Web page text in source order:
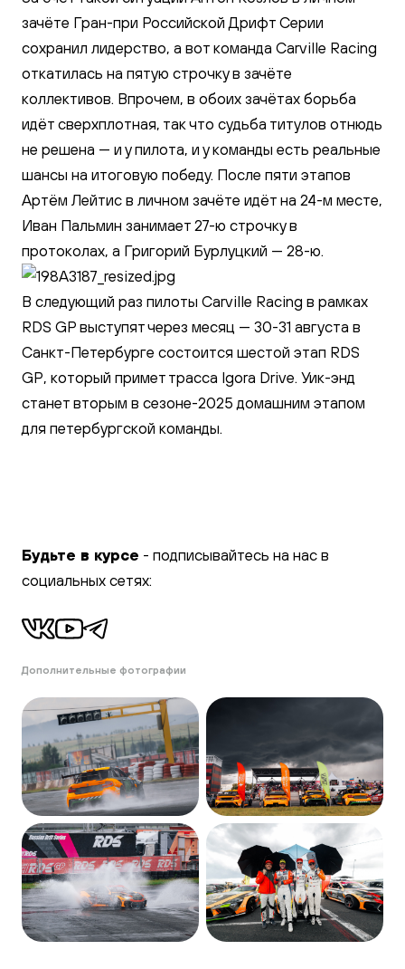
зачёте Гран-при Российской Дрифт Серии
сохранил лидерство, а вот команда Carville Racing
откатилась на пятую строчку в зачёте
коллективов. Впрочем, в обоих зачётах борьба
идёт сверхплотная, так что судьба титулов отнюдь
не решена — и у пилота, и у команды есть реальные
шансы на итоговую победу. После пяти этапов
Артём Лейтис в личном зачёте идёт на 24-м месте,
Иван Пальмин занимает 27-ю строчку в
протоколах, а Григорий Бурлуцкий — 28-ю.
В следующий раз пилоты Carville Racing в рамках
RDS GP выступят через месяц — 30-31 августа в
Санкт-Петербурге состоится шестой этап RDS
GP, который примет трасса Igora Drive. Уик-энд
станет вторым в сезоне-2025 домашним этапом
для петербургской команды.
Будьте в курсе - подписывайтесь на нас в
социальных сетях:
Дополнительные фотографии